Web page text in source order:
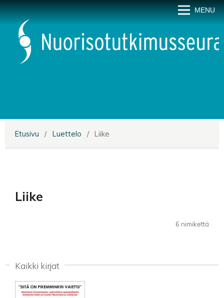
MENU
Etusivu / Luettelo / Liike
Liike
6 nimikettä
Kaikki kirjat